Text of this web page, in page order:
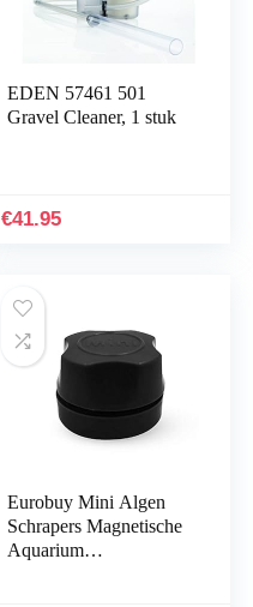
EDEN 57461 501
Gravel Cleaner, 1 stuk
€41.95
Eurobuy Mini Algen
Schrapers Magnetische
Aquarium